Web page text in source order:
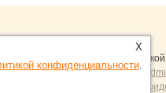
портал
релизами и разумной
информации на сайт:
Соглашение и политика
X
конфиденциальности.